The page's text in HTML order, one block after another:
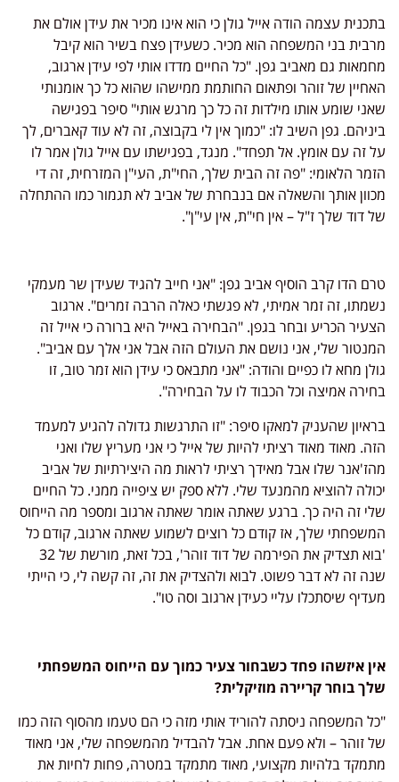
בתכנית עצמה הודה אייל גולן כי הוא אינו מכיר את עידן אולם את
מרבית בני המשפחה הוא מכיר. כשעידן פצח בשיר הוא קיבל
מחמאות גם מאביב גפן. "כל החיים מדדו אותי לפי עידן ארגוב,
האחיין של זוהר ופתאום החותמת ממישהו שהוא כל כך אומנותי
שאני שומע אותו מילדות זה כל כך מרגש אותי" סיפר בפגישה
ביניהם. גפן השיב לו: "כמוך אין לי בקבוצה, זה לא עוד קאברים, לך
על זה עם אומץ. אל תפחד". מנגד, בפגישתו עם אייל גולן אמר לו
הזמר הלאומי: "פה זה הבית שלך, החי"ת, העי"ן המזרחית, זה די
מכוון אותך והשאלה אם בנבחרת של אביב לא תגמור כמו ההתחלה
של דוד שלך ז"ל – אין חי"ת, אין עי"ן".
טרם הדו קרב הוסיף אביב גפן: "אני חייב להגיד שעידן שר מעמקי
נשמתו, זה זמר אמיתי, לא פגשתי כאלה הרבה זמרים". ארגוב
הצעיר הכריע ובחר בגפן. "הבחירה באייל היא ברורה כי אייל זה
המנטור שלי, אני נושם את העולם הזה אבל אני אלך עם אביב".
גולן מחא לו כפיים והודה: "אני מתבאס כי עידן הוא זמר טוב, זו
בחירה אמיצה וכל הכבוד לו על הבחירה".
בראיון שהעניק למאקו סיפר: "זו התרגשות גדולה להגיע למעמד
הזה. מאוד מאוד רציתי להיות של אייל כי אני מעריץ שלו ואני
מהז'אנר שלו אבל מאידך רציתי לראות מה היצירתיות של אביב
יכולה להוציא מהמנעד שלי. ללא ספק יש ציפייה ממני. כל החיים
שלי זה היה כך. ברגע שאתה אומר שאתה ארגוב ומספר מה הייחוס
המשפחתי שלך, אז קודם כל רוצים לשמוע שאתה ארגוב, קודם כל
'בוא תצדיק את הפירמה של דוד זוהר', בכל זאת, מורשת של 32
שנה זה לא דבר פשוט. לבוא ולהצדיק את זה, זה קשה לי, כי הייתי
מעדיף שיסתכלו עליי כעידן ארגוב וסה טו".
אין איזשהו פחד כשבחור צעיר כמוך עם הייחוס המשפחתי
שלך בוחר קריירה מוזיקלית?
"כל המשפחה ניסתה להוריד אותי מזה כי הם טעמו מהסוף הזה כמו
של זוהר – ולא פעם אחת. אבל להבדיל מהמשפחה שלי, אני מאוד
מתמקד בלהיות מקצועי, מאוד מתמקד במטרה, פחות לחיות את